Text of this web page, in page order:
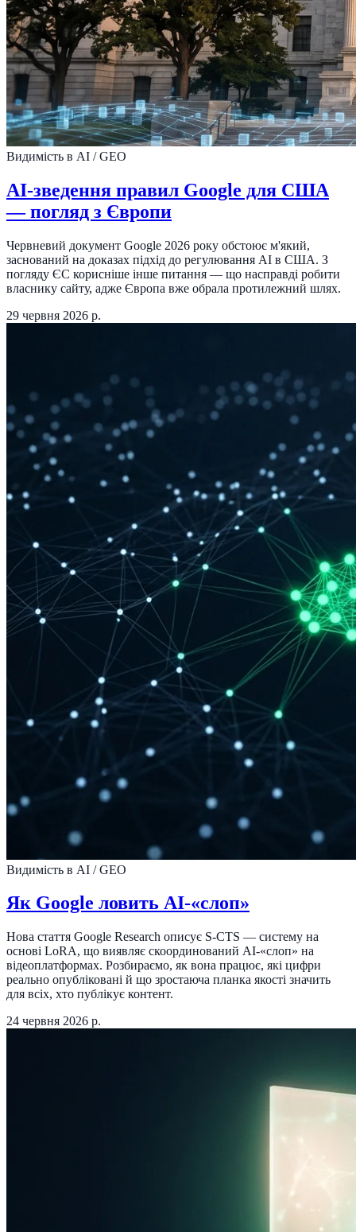
Видимість в AI / GEO
AI-зведення правил Google для США
— погляд з Європи
Червневий документ Google 2026 року обстоює м'який,
заснований на доказах підхід до регулювання AI в США. З
погляду ЄС корисніше інше питання — що насправді робити
власнику сайту, адже Європа вже обрала протилежний шлях.
29 червня 2026 р.
Видимість в AI / GEO
Як Google ловить AI-«слоп»
Нова стаття Google Research описує S-CTS — систему на
основі LoRA, що виявляє скоординований AI-«слоп» на
відеоплатформах. Розбираємо, як вона працює, які цифри
реально опубліковані й що зростаюча планка якості значить
для всіх, хто публікує контент.
24 червня 2026 р.